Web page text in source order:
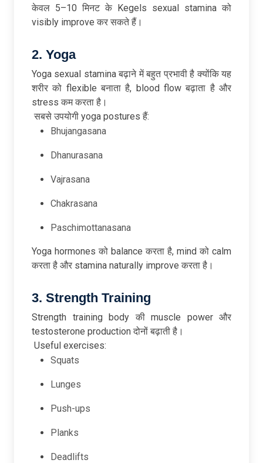
केवल 5–10 मिनट के Kegels sexual stamina को
visibly improve कर सकते हैं।
2. Yoga
Yoga sexual stamina बढ़ाने में बहुत प्रभावी है क्योंकि यह
शरीर को flexible बनाता है, blood flow बढ़ाता है और
stress कम करता है।
सबसे उपयोगी yoga postures हैं:
Bhujangasana
Dhanurasana
Vajrasana
Chakrasana
Paschimottanasana
Yoga hormones को balance करता है, mind को calm
करता है और stamina naturally improve करता है।
3. Strength Training
Strength training body की muscle power और
testosterone production दोनों बढ़ाती है।
Useful exercises:
Squats
Lunges
Push-ups
Planks
Deadlifts